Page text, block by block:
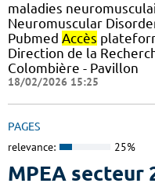
maladies
Neuromuscular
Pubmed Accès
Direction de la
Colombière - Pavillon
18/02/2026 15:25
PAGES
relevance: 25%
MPEA secteur